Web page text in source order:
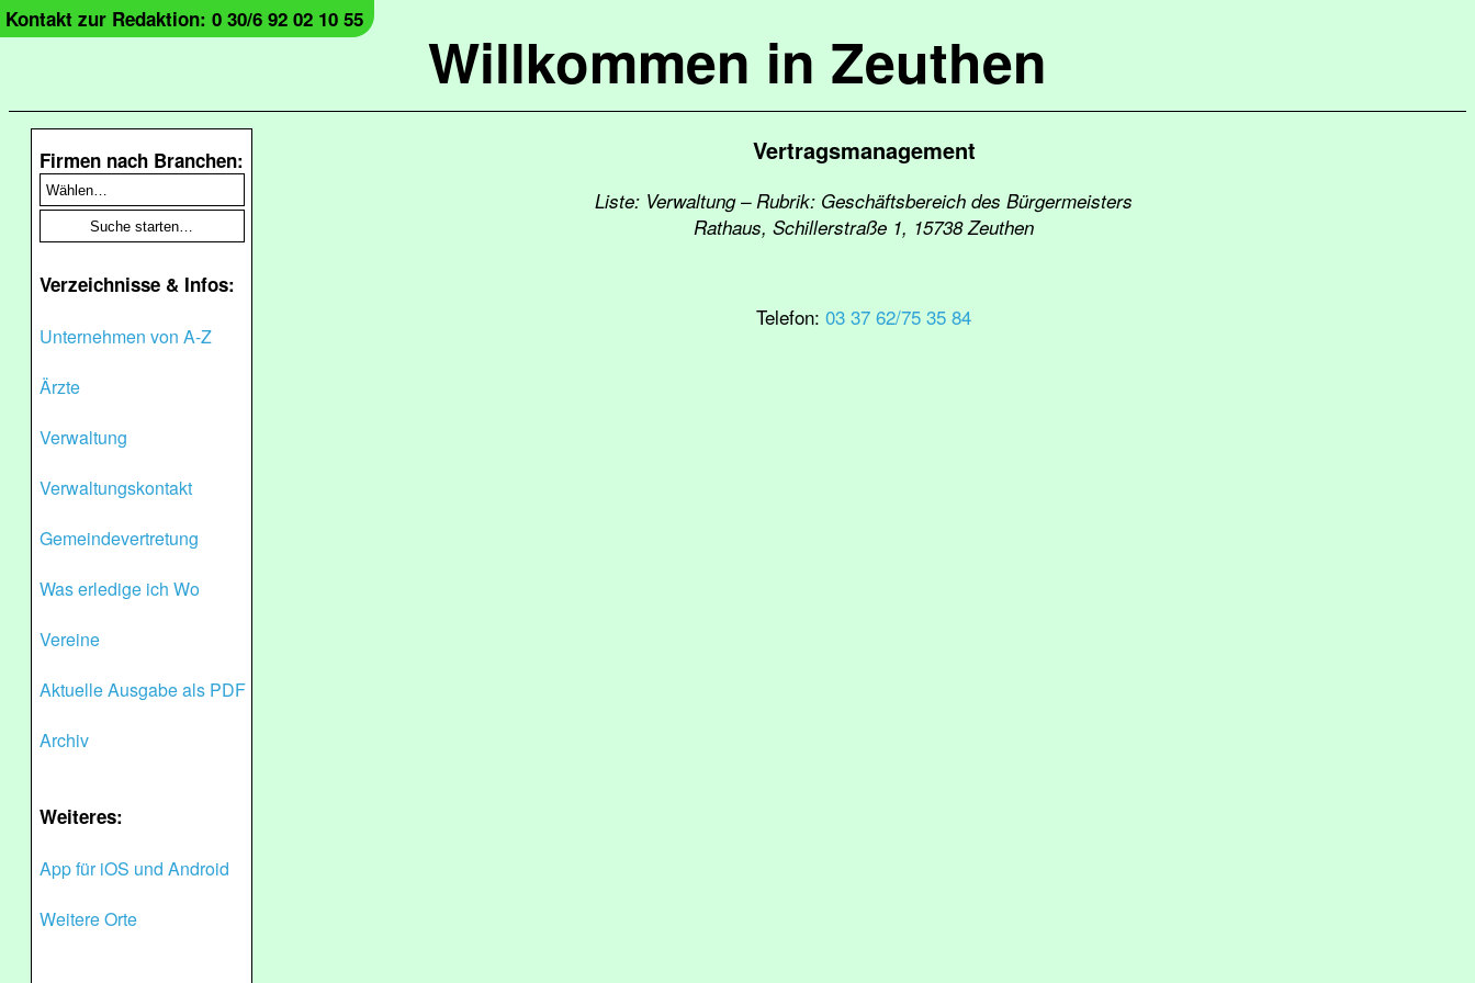
Willkommen in Zeuthen
Kontakt zur Redaktion: 0 30/6 92 02 10 55
Firmen nach Branchen:
Verzeichnisse & Infos:
Unternehmen von A-Z
Ärzte
Verwaltung
Verwaltungskontakt
Gemeindevertretung
Was erledige ich Wo
Vereine
Aktuelle Ausgabe als PDF
Archiv
Weiteres:
App für iOS und Android
Weitere Orte
Vertragsmanagement
Liste: Verwaltung – Rubrik: Geschäftsbereich des Bürgermeisters
Rathaus, Schillerstraße 1, 15738 Zeuthen
Telefon: 03 37 62/75 35 84